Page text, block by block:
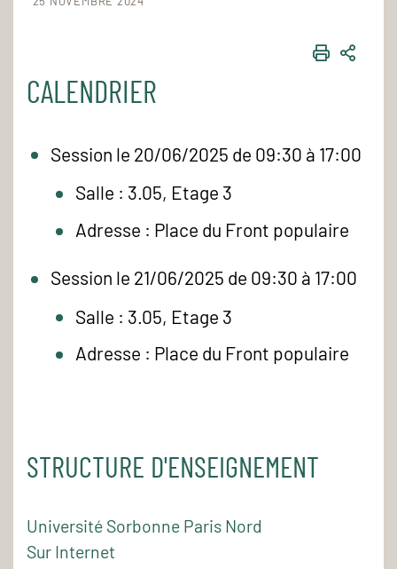
CALENDRIER
Session le 20/06/2025 de 09:30 à 17:00
Salle : 3.05, Etage 3
Adresse : Place du Front populaire
Session le 21/06/2025 de 09:30 à 17:00
Salle : 3.05, Etage 3
Adresse : Place du Front populaire
STRUCTURE D'ENSEIGNEMENT
Université Sorbonne Paris Nord
Sur Internet